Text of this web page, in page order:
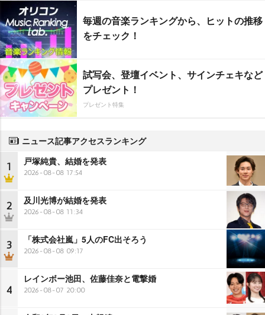
毎週の音楽ランキングから、ヒットの推移
をチェック！
試写会、登壇イベント、サインチェキなど
プレゼント！
プレゼント特集
ニュース記事アクセスランキング
1 戸塚純貴、結婚を発表
2026-08-08 17:54
2 及川光博が結婚を発表
2026-08-08 11:34
3 「株式会社嵐」5人のFC出そろう
2026-08-08 09:17
4
レインボー池田、佐藤佳奈と電撃婚
2026-08-07 20:00